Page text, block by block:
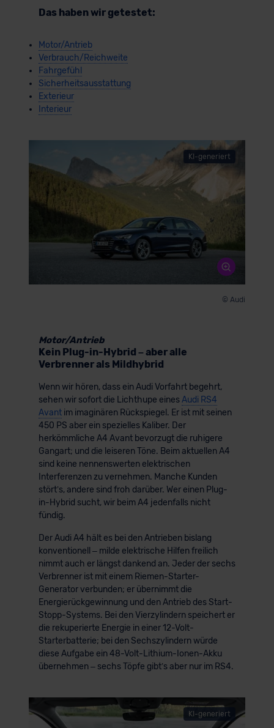
Das haben wir getestet:
Motor/Antrieb
Verbrauch/Reichweite
Fahrgefühl
Sicherheitsausstattung
Exterieur
Interieur
KI-generiert
© Audi
Motor/Antrieb
Kein Plug-in-Hybrid – aber alle
Verbrenner als Mildhybrid
Wenn wir hören, dass ein Audi Vorfahrt begehrt,
sehen wir sofort die Lichthupe einesAudi RS4
Avantim imaginären Rückspiegel. Er ist mit seinen
450 PS aber ein spezielles Kaliber. Der
herkömmliche A4 Avant bevorzugt die ruhigere
Gangart; und die leiseren Töne. Beim aktuellen A4
sind keine nennenswerten elektrischen
Interferenzen zu vernehmen. Manche Kunden
stört’s, andere sind froh darüber. Wer einen Plug-
in-Hybrid sucht, wir beim A4 jedenfalls nicht
fündig.
Der Audi A4 hält es bei den Antrieben bislang
konventionell – milde elektrische Hilfen freilich
nimmt auch er längst dankend an. Jeder der sechs
Verbrenner ist mit einem Riemen-Starter-
Generator verbunden; er übernimmt die
Energierückgewinnung und den Antrieb des Start-
Stopp-Systems. Bei den Vierzylindern speichert er
die rekuperierte Energie in einer 12-Volt-
Starterbatterie; bei den Sechszylindern würde
diese Aufgabe ein 48-Volt-Lithium-Ionen-Akku
übernehmen – sechs Töpfe gibt’s aber nur im RS4.
KI-generiert